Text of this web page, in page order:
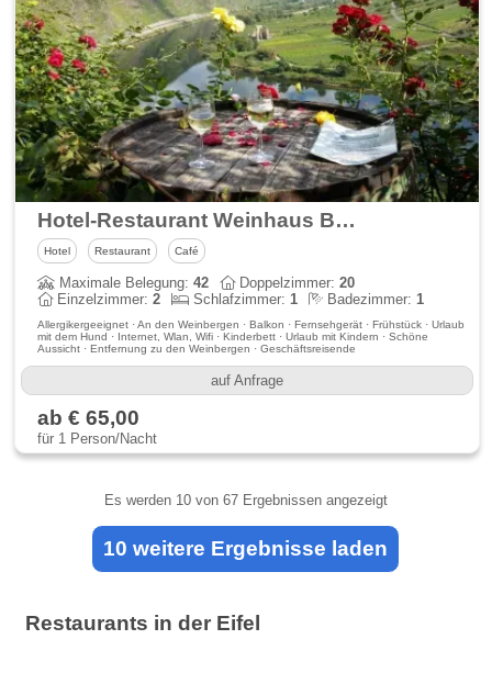
Hotel-Restaurant Weinhaus Berg
Hotel Restaurant Café
Maximale Belegung:42 Doppelzimmer:20
Einzelzimmer:2 Schlafzimmer:1 Badezimmer:1
Allergikergeeignet · An den Weinbergen · Balkon · Fernsehgerät · Frühstück · Urlaub
mit dem Hund · Internet, Wlan, Wifi · Kinderbett · Urlaub mit Kindern · Schöne
Aussicht · Entfernung zu den Weinbergen · Geschäftsreisende
auf Anfrage
ab € 65,00
für 1 Person/Nacht
Es werden 10von 67 Ergebnissen angezeigt
10 weitere Ergebnisse laden
Restaurants in der Eifel